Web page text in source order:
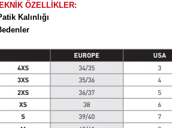
ÖZELLİKLER:
Kalınlığı